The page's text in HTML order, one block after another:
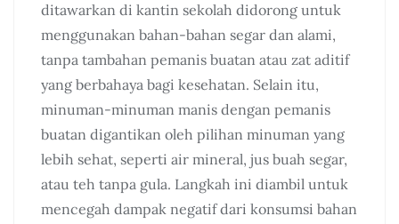
ditawarkan di kantin sekolah didorong untuk
menggunakan bahan-bahan segar dan alami,
tanpa tambahan pemanis buatan atau zat aditif
yang berbahaya bagi kesehatan. Selain itu,
minuman-minuman manis dengan pemanis
buatan digantikan oleh pilihan minuman yang
lebih sehat, seperti air mineral, jus buah segar,
atau teh tanpa gula. Langkah ini diambil untuk
mencegah dampak negatif dari konsumsi bahan